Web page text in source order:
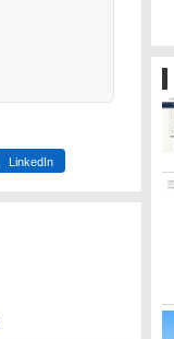
LinkedIn